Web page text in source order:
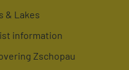
& Lakes
information
Zschopau